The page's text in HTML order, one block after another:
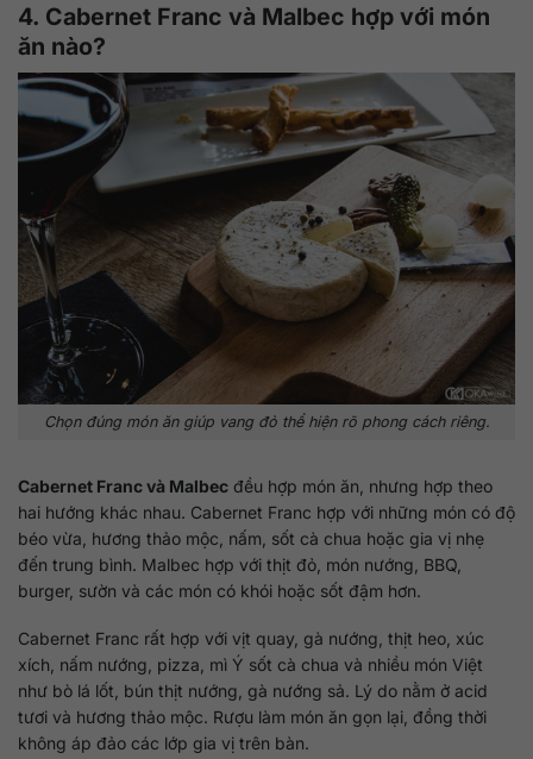
4. Cabernet Franc và Malbec hợp với món
ăn nào?
Chọn đúng món ăn giúp vang đỏ thể hiện rõ phong cách riêng.
Cabernet Franc và Malbec đều hợp món ăn, nhưng hợp theo
hai hướng khác nhau. Cabernet Franc hợp với những món có độ
béo vừa, hương thảo mộc, nấm, sốt cà chua hoặc gia vị nhẹ
đến trung bình. Malbec hợp với thịt đỏ, món nướng, BBQ,
burger, sườn và các món có khói hoặc sốt đậm hơn.
Cabernet Franc rất hợp với vịt quay, gà nướng, thịt heo, xúc
xích, nấm nướng, pizza, mì Ý sốt cà chua và nhiều món Việt
như bò lá lốt, bún thịt nướng, gà nướng sả. Lý do nằm ở acid
tươi và hương thảo mộc. Rượu làm món ăn gọn lại, đồng thời
không áp đảo các lớp gia vị trên bàn.